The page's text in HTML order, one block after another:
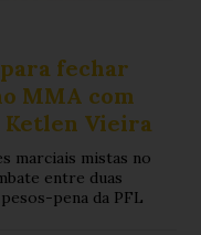
fechar
MMA com
Vieira
marciais mistas no
entre duas
pena da PFL